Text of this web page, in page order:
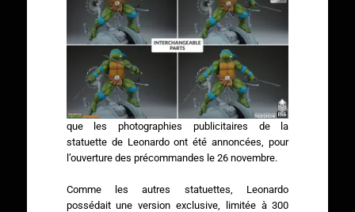
que les photographies publicitaires de la
statuette de Leonardo ont été annoncées, pour
l’ouverture des précommandes le 26 novembre.
Comme les autres statuettes, Leonardo
possédait une version exclusive, limitée à 300